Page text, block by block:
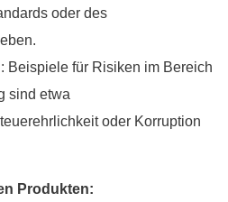
oder des
Beispiele für Risiken im Bereich
sind etwa
oder Korruption
Produkten: